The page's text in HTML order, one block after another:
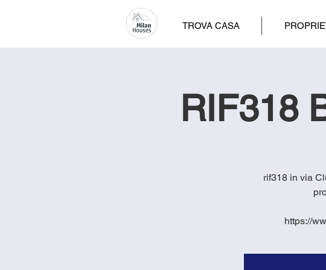
TROVA CASA
RIF318
rif318 in via
https://